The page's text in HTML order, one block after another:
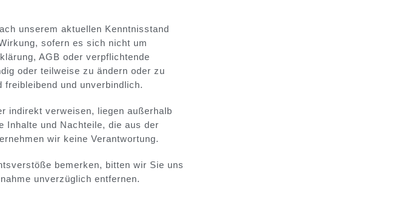
unserem aktuellen Kenntnisstand
sofern es sich nicht um
AGB oder verpflichtende
oder teilweise zu ändern oder zu
und unverbindlich.
indirekt verweisen, liegen außerhalb
Inhalte und Nachteile, die aus der
wir keine Verantwortung.
bemerken, bitten wir Sie uns
unverzüglich entfernen.